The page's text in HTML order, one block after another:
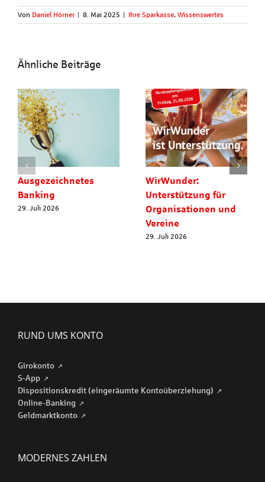
Von Daniel Hörner | 8. Mai 2025 | Ihre Sparkasse, Wissenswertes
Ähnliche Beiträge
Ausgezeichnetes
Banking
29. Juli 2026
WirWunder:
Unterstützung für
Organisationen und
Vereine
29. Juli 2026
RUND UMS KONTO
Girokonto
S-App
Dispositionskredit (eingeräumte Kontoüberziehung)
Online-Banking
Geldmarktkonto
MODERNES ZAHLEN